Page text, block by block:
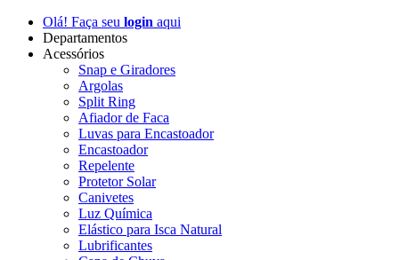
Olá! Faça seu login aqui
Departamentos
Acessórios
Snap e Giradores
Argolas
Split Ring
Afiador de Faca
Luvas para Encastoador
Encastoador
Repelente
Protetor Solar
Canivetes
Luz Química
Elástico para Isca Natural
Lubrificantes